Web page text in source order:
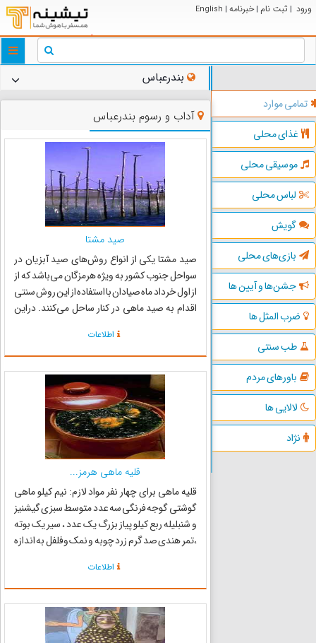
ورود | ثبت نام | خبرنامه |
English
تمامی موارد
غذای محلی
موسیقی محلی
لباس محلی
گویش
بازی‌های محلی
جشن‌ها و آیین ها
ضرب المثل ها
طب سنتی
باورهای مردم
لالایی ها
نژاد
بندرعباس
آداب و رسوم بندرعباس
صید مشتا
صید مشتا یکی از انواع روش‌های صید آبزیان در
سواحل جنوب کشور به ویژه هرمزگان می‌باشد که از
از اول خرداد ماه صیادان با استفاده از این روش سنتی
اقدام به صید ماهی در کنار ساحل می‌کنند. دراین
چهار متر درحالی که توری به دور آن کشیده اند
بصورت مر...
اطلاعات
قلیه ماهی هرمز...
قلیه ماهی برای چهار نفر مواد لازم: نیم کیلو ماهی
گوشتی گوجه فرنگی سه عدد متوسط سبزی گیشنیز
و شنبلیله ربع کیلو پیاز بزرگ یک عدد ، سیر یک بوته
،تمر هندی صد گرم زرد چوبه و نمک وفلفل به اندازه
نسبتاً کوچک در می‌آوریم یک ساعت نمک
می‌زنی...
اطلاعات